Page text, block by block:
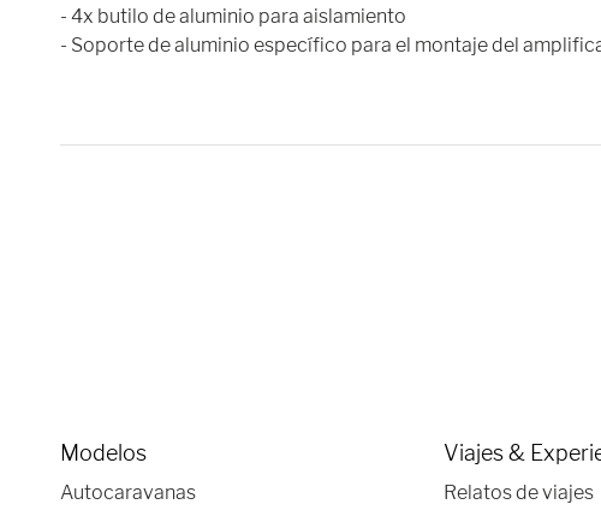
- 4x butilo de aluminio para aislamiento
- Soporte de aluminio específico para el montaje del
Modelos
Autocaravanas
Viajes &
Relatos de viajes